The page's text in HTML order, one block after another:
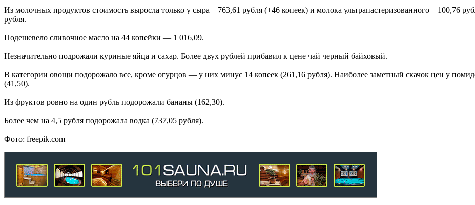
Из молочных продуктов стоимость выросла только у сыра – 763,61 рубля (+46 копеек) и молока ультрапастеризованного – 100,76
рубля.
Подешевело сливочное масло на 44 копейки — 1 016,09.
Незначительно подрожали куриные яйца и сахар. Более двух рублей прибавил к цене чай черный байховый.
В категории овощи подорожало все, кроме огурцов — у них минус 14 копеек (261,16 рубля). Наиболее заметный скачок цен у
(41,50).
Из фруктов ровно на один рубль подорожали бананы (162,30).
Более чем на 4,5 рубля подорожала водка (737,05 рубля).
Фото: freepik.com